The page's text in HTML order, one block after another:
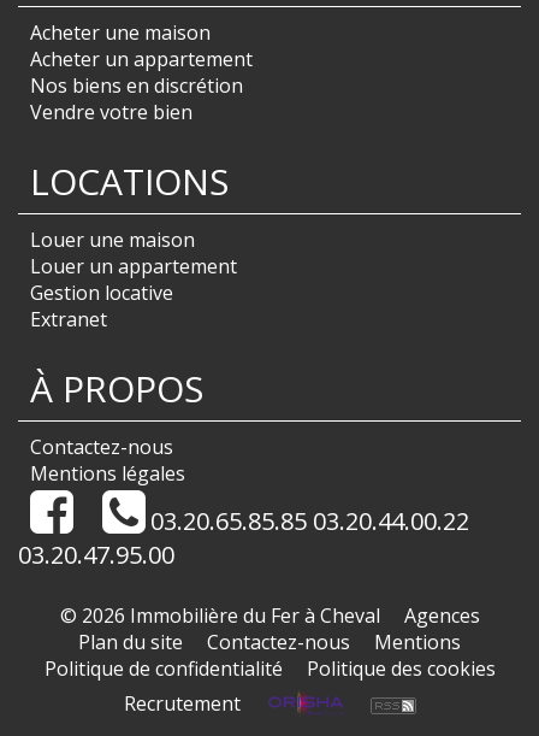
Acheter une maison
Acheter un appartement
Nos biens en discrétion
Vendre votre bien
LOCATIONS
Louer une maison
Louer un appartement
Gestion locative
Extranet
À PROPOS
Contactez-nous
Mentions légales
03.20.65.85.85 03.20.44.00.22
03.20.47.95.00
© 2026 Immobilière du Fer à Cheval
Agences
Plan du site
Contactez-nous
Mentions
Politique de confidentialité
Politique des cookies
Recrutement